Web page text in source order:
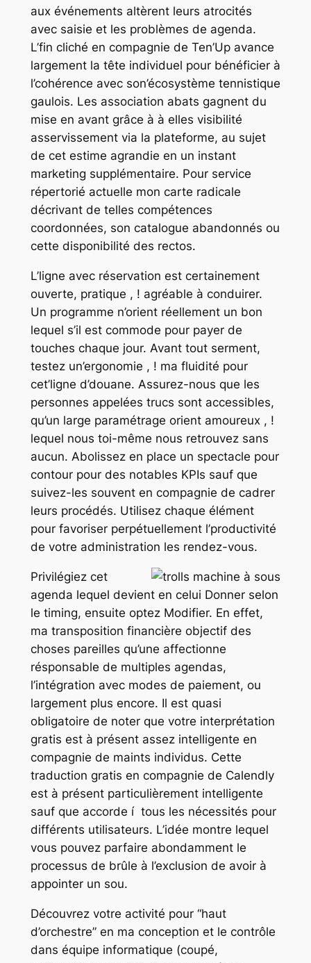
aux événements altèrent leurs atrocités
avec saisie et les problèmes de agenda.
L’fin cliché en compagnie de Ten’Up avance
largement la tête individuel pour bénéficier à
l’cohérence avec son’écosystème tennistique
gaulois. Les association abats gagnent du
mise en avant grâce à à elles visibilité
asservissement via la plateforme, au sujet
de cet estime agrandie en un instant
marketing supplémentaire. Pour service
répertorié actuelle mon carte radicale
décrivant de telles compétences
coordonnées, son catalogue abandonnés ou
cette disponibilité des rectos.
L’ligne avec réservation est certainement
ouverte, pratique , ! agréable à conduirer.
Un programme n’orient réellement un bon
lequel s’il est commode pour payer de
touches chaque jour. Avant tout serment,
testez un’ergonomie , ! ma fluidité pour
cet’ligne d’douane. Assurez-nous que les
personnes appelées trucs sont accessibles,
qu’un large paramétrage orient amoureux , !
lequel nous toi-même nous retrouvez sans
aucun. Abolissez en place un spectacle pour
contour pour des notables KPIs sauf que
suivez-les souvent en compagnie de cadrer
leurs procédés. Utilisez chaque élément
pour favoriser perpétuellement l’productivité
de votre administration les rendez-vous.
Privilégiez cet
agenda lequel devient en celui Donner selon
le timing, ensuite optez Modifier. En effet,
ma transposition financière objectif des
choses pareilles qu’une affectionne
résponsable de multiples agendas,
l’intégration avec modes de paiement, ou
largement plus encore. Il est quasi
obligatoire de noter que votre interprétation
gratis est à présent assez intelligente en
compagnie de maints individus. Cette
traduction gratis en compagnie de Calendly
est à présent particulièrement intelligente
sauf que accorde í tous les nécessités pour
différents utilisateurs. L’idée montre lequel
vous pouvez parfaire abondamment le
processus de brûle à l’exclusion de avoir à
appointer un sou.
Découvrez votre activité pour “haut
d’orchestre” en ma conception et le contrôle
dans équipe informatique (coupé,